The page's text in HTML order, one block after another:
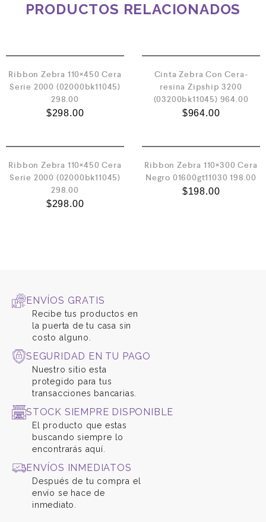
PRODUCTOS RELACIONADOS
Ribbon Zebra 110×450 Cera
Serie 2000 (02000bk11045)
298.00
$298.00
Cinta Zebra Con Cera-
resina Zipship 3200
(03200bk11045) 964.00
$964.00
Ribbon Zebra 110×450 Cera
Serie 2000 (02000bk11045)
298.00
$298.00
Ribbon Zebra 110×300 Cera
Negro 01600gt11030 198.00
$198.00
ENVÍOS GRATIS
Recibe tus productos en
la puerta de tu casa sin
costo alguno.
SEGURIDAD EN TU PAGO
Nuestro sitio esta
protegido para tus
transacciones bancarias.
STOCK SIEMPRE DISPONIBLE
El producto que estas
buscando siempre lo
encontrarás aquí.
ENVÍOS INMEDIATOS
Después de tu compra el
envío se hace de
inmediato.